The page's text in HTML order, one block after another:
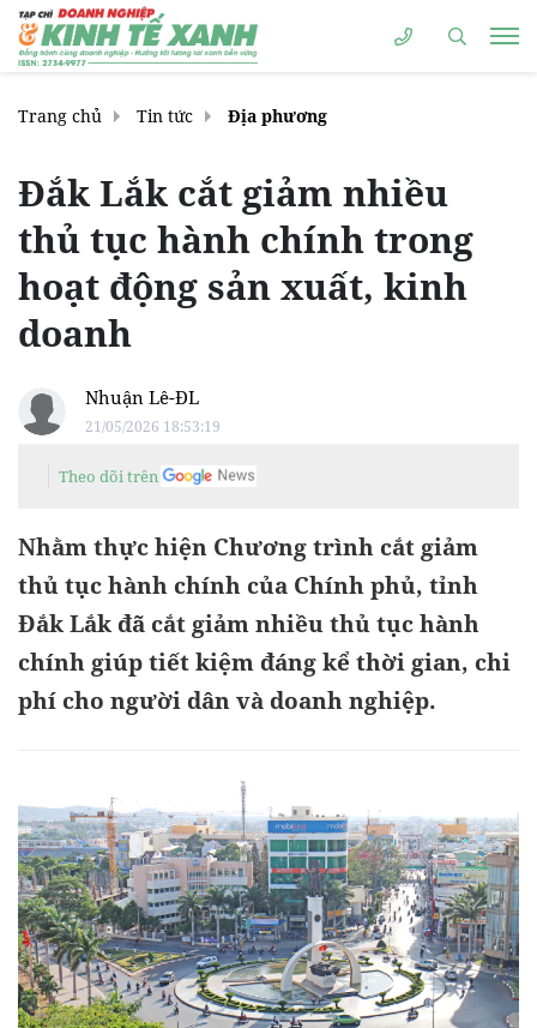
Trang chủ Tin tức Địa phương
Đắk Lắk cắt giảm nhiều
thủ tục hành chính trong
hoạt động sản xuất, kinh
doanh
Nhuận Lê-ĐL
21/05/2026 18:53:19
Theo dõi trên
Nhằm thực hiện Chương trình cắt giảm
thủ tục hành chính của Chính phủ, tỉnh
Đắk Lắk đã cắt giảm nhiều thủ tục hành
chính giúp tiết kiệm đáng kể thời gian, chi
phí cho người dân và doanh nghiệp.